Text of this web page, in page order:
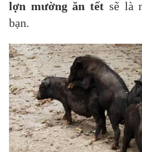
lợn mường ăn tết sẽ là
bạn.